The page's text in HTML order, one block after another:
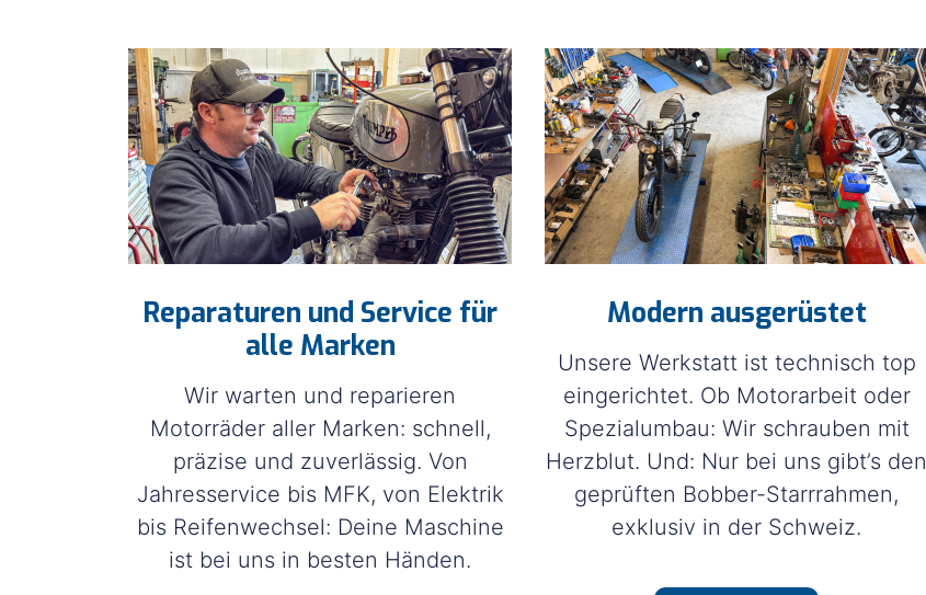
Earthnut pea sierra
Reparaturen und Service für
alle Marken
Wir warten und reparieren
Motorräder aller Marken: schnell,
präzise und zuverlässig. Von
Jahresservice bis MFK, von Elektrik
bis Reifenwechsel: Deine Maschine
ist bei uns in besten Händen.
Modern ausgerüstet
Unsere Werkstatt ist technisch top
eingerichtet. Ob Motorarbeit oder
Spezialumbau: Wir schrauben mit
Herzblut. Und: Nur bei uns gibt’s den
geprüften Bobber-Starrrahmen,
exklusiv in der Schweiz.